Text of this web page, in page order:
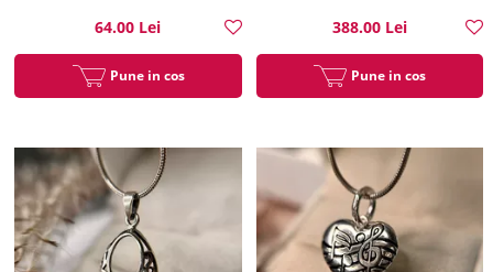
64.00 Lei
Pune in cos
388.00 Lei
Pune in cos